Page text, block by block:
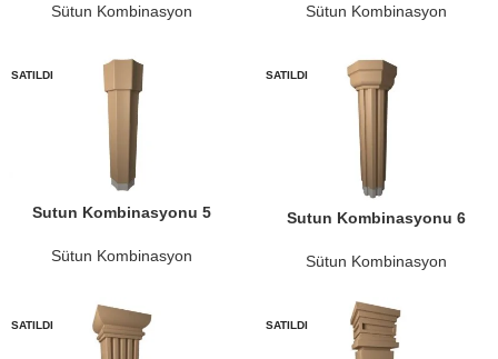
Sütun Kombinasyon Sütun Kombinasyon
SATILDI
Sutun Kombinasyonu 5
Sütun Kombinasyon
SATILDI
Sutun Kombinasyonu 6
Sütun Kombinasyon
SATILDI SATILDI